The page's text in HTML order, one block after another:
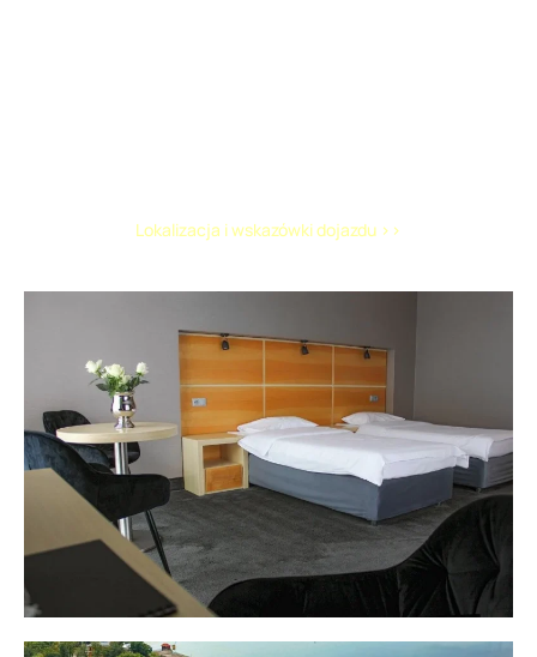
Lokalizacja i wskazówki dojazdu >>